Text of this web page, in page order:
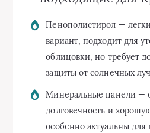
Пенополистирол —
вариант, подходит для
облицовки, но требует
защиты от солнечных
Минеральные панели —
долговечность и
особенно актуальны